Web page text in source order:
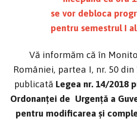
se vor debloca
pentru semestrul I al
Vă informăm că în
României, partea I, nr. 50 din
publicată Legea nr. 14/2018
Ordonanței de Urgență a
pentru modificarea și